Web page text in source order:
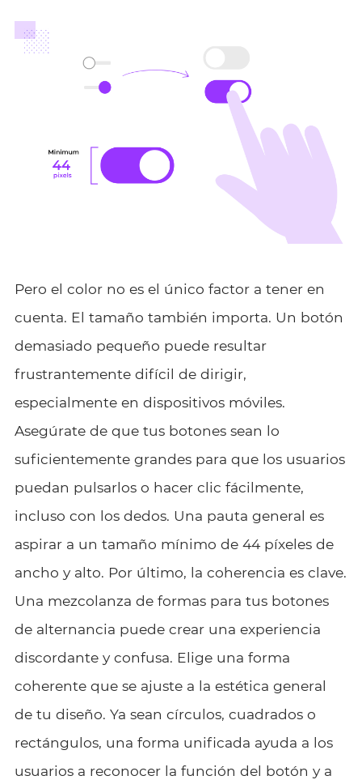
Pero el color no es el único factor a tener en
cuenta. El tamaño también importa. Un botón
demasiado pequeño puede resultar
frustrantemente difícil de dirigir,
especialmente en dispositivos móviles.
Asegúrate de que tus botones sean lo
suficientemente grandes para que los usuarios
puedan pulsarlos o hacer clic fácilmente,
incluso con los dedos. Una pauta general es
aspirar a un tamaño mínimo de 44 píxeles de
ancho y alto. Por último, la coherencia es clave.
Una mezcolanza de formas para tus botones
de alternancia puede crear una experiencia
discordante y confusa. Elige una forma
coherente que se ajuste a la estética general
de tu diseño. Ya sean círculos, cuadrados o
rectángulos, una forma unificada ayuda a los
usuarios a reconocer la función del botón y a